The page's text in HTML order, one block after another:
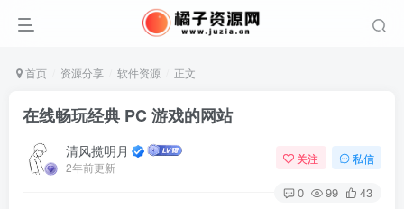
首页 资源分享 软件资源 正文
在线畅玩经典 PC 游戏的网站
清风揽明月
2年前更新
关注 私信
0 99 43